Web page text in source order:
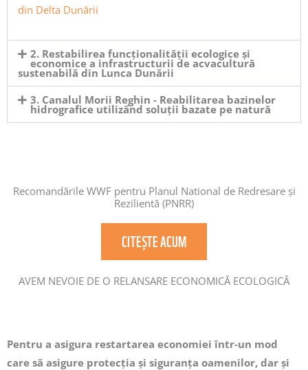
din Delta Dunării
2. Restabilirea funcționalității ecologice și
economice a infrastructurii de acvacultură
sustenabilă din Lunca Dunării
3. Canalul Morii Reghin - Reabilitarea bazinelor
hidrografice utilizând soluții bazate pe natură
Recomandările WWF pentru Planul National de Redresare și
Rezilientă (PNRR)
CITEȘTE ACUM
AVEM NEVOIE DE O RELANSARE ECONOMICĂ ECOLOGICĂ
Pentru a asigura restartarea economiei într-un mod
care să asigure protecția și siguranța oamenilor, dar și